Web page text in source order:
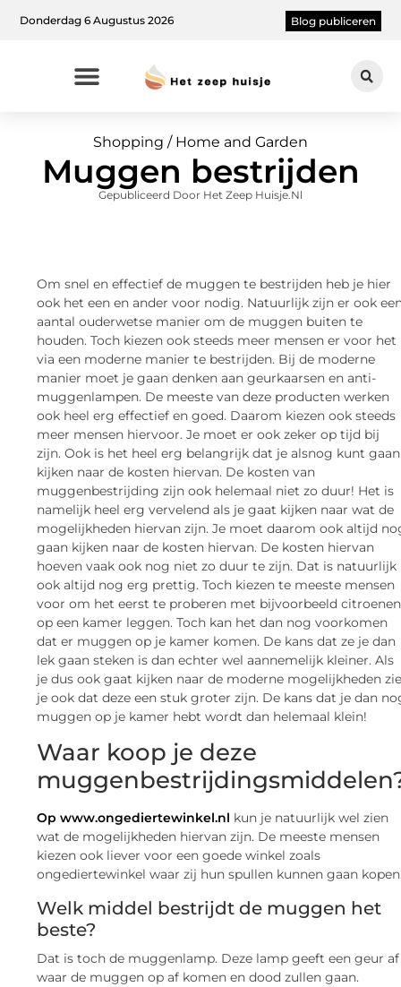
Donderdag 6 Augustus 2026 Blog publiceren
Shopping / Home and Garden
Muggen bestrijden
Gepubliceerd Door Het Zeep Huisje.nl
Om snel en effectief de muggen te bestrijden heb je hier
ook het een en ander voor nodig. Natuurlijk zijn er ook
aantal ouderwetse manier om de muggen buiten te
houden. Toch kiezen ook steeds meer mensen er voor het
via een moderne manier te bestrijden. Bij de moderne
manier moet je gaan denken aan geurkaarsen en anti-
muggenlampen. De meeste van deze producten werken
ook heel erg effectief en goed. Daarom kiezen ook steeds
meer mensen hiervoor. Je moet er ook zeker op tijd bij
zijn. Ook is het heel erg belangrijk dat je alsnog kunt gaan
kijken naar de kosten hiervan. De kosten van
muggenbestrijding zijn ook helemaal niet zo duur! Het is
namelijk heel erg vervelend als je gaat kijken naar wat de
mogelijkheden hiervan zijn. Je moet daarom ook altijd
gaan kijken naar de kosten hiervan. De kosten hiervan
hoeven vaak ook nog niet zo duur te zijn. Dat is natuurlijk
ook altijd nog erg prettig. Toch kiezen te meeste mensen
voor om het eerst te proberen met bijvoorbeeld citroenen
op een kamer leggen. Toch kan het dan nog voorkomen
dat er muggen op je kamer komen. De kans dat ze je dan
lek gaan steken is dan echter wel aannemelijk kleiner. Als
je dus ook gaat kijken naar de moderne mogelijkheden
je ook dat deze een stuk groter zijn. De kans dat je dan
muggen op je kamer hebt wordt dan helemaal klein!
Waar koop je deze
Op www.ongediertewinkel.nl kun je natuurlijk wel zien
wat de mogelijkheden hiervan zijn. De meeste mensen
kiezen ook liever voor een goede winkel zoals
ongediertewinkel waar zij hun spullen kunnen gaan
Welk middel bestrijdt de muggen het
beste?
Dat is toch de muggenlamp. Deze lamp geeft een geur af
waar de muggen op af komen en dood zullen gaan.